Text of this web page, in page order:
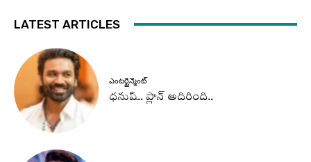
LATEST ARTICLES
ఎంటర్టైన్మెంట్
ధనుష్‌.. ప్లాన్ అదిరింది..